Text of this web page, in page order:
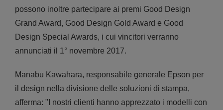
possono inoltre partecipare ai premi Good Design
Grand Award, Good Design Gold Award e Good
Design Special Awards, i cui vincitori verranno
annunciati il 1° novembre 2017.
Manabu Kawahara, responsabile generale Epson per
il design nella divisione delle soluzioni di stampa,
afferma: "I nostri clienti hanno apprezzato i modelli con